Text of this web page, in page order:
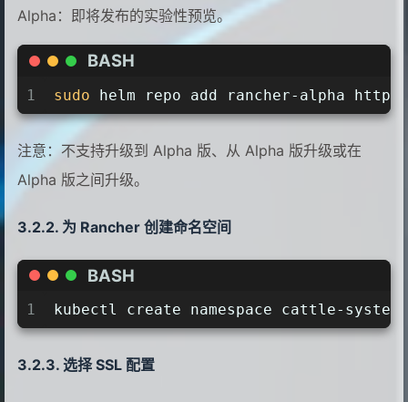
Alpha：即将发布的实验性预览。
BASH
1 sudo helm repo add rancher-alpha
注意：不支持升级到 Alpha 版、从 Alpha 版升级或在
Alpha 版之间升级。
为 Rancher 创建命名空间
BASH
1 kubectl create namespace cattle-system
选择 SSL 配置